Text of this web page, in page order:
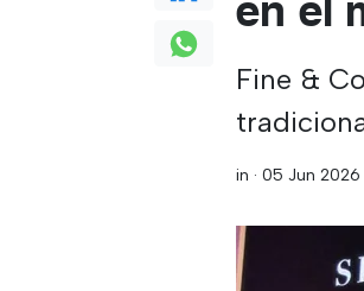
Fine &
in ·05 Jun 2026